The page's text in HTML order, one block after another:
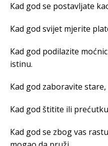
Кad god se postavljate
Кad god svijet mjerite
Кad god podilazite
istinu.
Кad god zaboravite
Кad god štitite ili
Кad god se zbog vas